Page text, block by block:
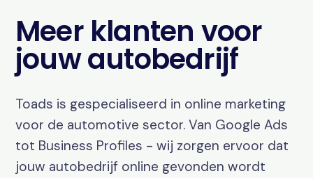
Meer klanten voor
jouw autobedrijf
Toads is gespecialiseerd in online marketing
voor de automotive sector. Van Google Ads
tot Business Profiles - wij zorgen ervoor dat
jouw autobedrijf online gevonden wordt